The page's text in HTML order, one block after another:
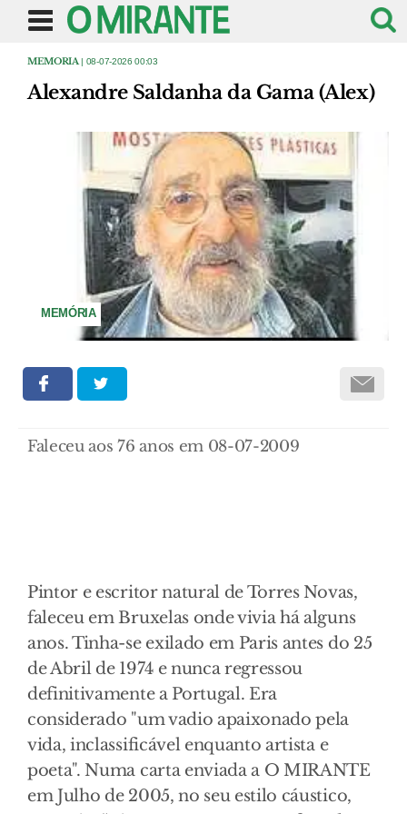
MEMORIA | 08-07-2026 00:03
Alexandre Saldanha da Gama (Alex)
MEMÓRIA
Faleceu aos 76 anos em 08-07-2009
Pintor e escritor natural de Torres Novas,
faleceu em Bruxelas onde vivia há alguns
anos. Tinha-se exilado em Paris antes do 25
de Abril de 1974 e nunca regressou
definitivamente a Portugal. Era
considerado "um vadio apaixonado pela
vida, inclassificável enquanto artista e
poeta". Numa carta enviada a O MIRANTE
em Julho de 2005, no seu estilo cáustico,